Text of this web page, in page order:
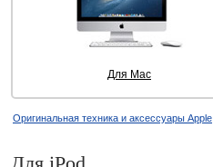
Для Mac
Оригинальная техника и аксессуары Apple